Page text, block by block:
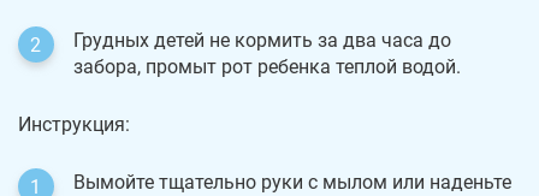
Грудных детей не кормить за два часа до
забора, промыт рот ребенка теплой водой.
Инструкция:
Вымойте тщательно руки с мылом или наденьте